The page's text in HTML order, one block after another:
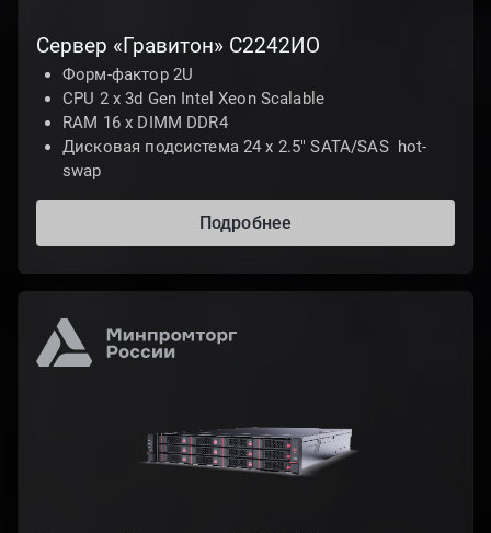
Сервер «Гравитон» С2242ИО
Форм-фактор 2U
CPU 2 x 3d Gen Intel Xeon Scalable
RAM 16 x DIMM DDR4
Дисковая подсистема 24 х 2.5" SATA/SAS hot-
swap
Подробнее